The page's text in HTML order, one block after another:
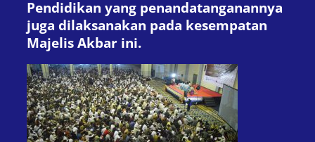
Pendidikan yang penandatanganannya
juga dilaksanakan pada kesempatan
Majelis Akbar ini.